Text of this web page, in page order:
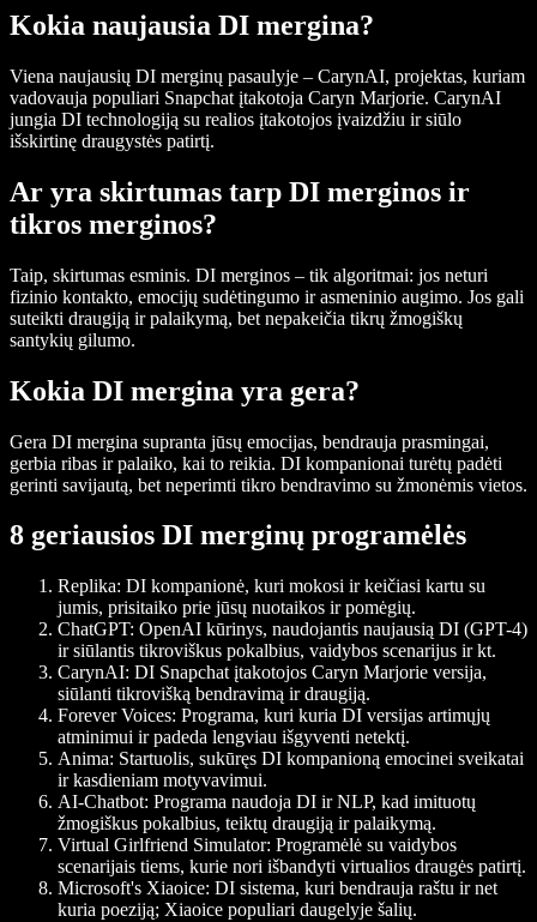
Kokia naujausia DI mergina?
Viena naujausių DI merginų pasaulyje – CarynAI, projektas, kuriam
vadovauja populiari Snapchat įtakotoja Caryn Marjorie. CarynAI
jungia DI technologiją su realios įtakotojos įvaizdžiu ir siūlo
išskirtinę draugystės patirtį.
Ar yra skirtumas tarp DI merginos ir
tikros merginos?
Taip, skirtumas esminis. DI merginos – tik algoritmai: jos neturi
fizinio kontakto, emocijų sudėtingumo ir asmeninio augimo. Jos gali
suteikti draugiją ir palaikymą, bet nepakeičia tikrų žmogiškų
santykių gilumo.
Kokia DI mergina yra gera?
Gera DI mergina supranta jūsų emocijas, bendrauja prasmingai,
gerbia ribas ir palaiko, kai to reikia. DI kompanionai turėtų padėti
gerinti savijautą, bet neperimti tikro bendravimo su žmonėmis vietos.
8 geriausios DI merginų programėlės
Replika: DI kompanionė, kuri mokosi ir keičiasi kartu su
jumis, prisitaiko prie jūsų nuotaikos ir pomėgių.
ChatGPT: OpenAI kūrinys, naudojantis naujausią DI (GPT-4)
ir siūlantis tikroviškus pokalbius, vaidybos scenarijus ir kt.
CarynAI: DI Snapchat įtakotojos Caryn Marjorie versija,
siūlanti tikrovišką bendravimą ir draugiją.
Forever Voices: Programa, kuri kuria DI versijas artimųjų
atminimui ir padeda lengviau išgyventi netektį.
Anima: Startuolis, sukūręs DI kompanioną emocinei sveikatai
ir kasdieniam motyvavimui.
AI-Chatbot: Programa naudoja DI ir NLP, kad imituotų
žmogiškus pokalbius, teiktų draugiją ir palaikymą.
Virtual Girlfriend Simulator: Programėlė su vaidybos
scenarijais tiems, kurie nori išbandyti virtualios draugės patirtį.
Microsoft's Xiaoice: DI sistema, kuri bendrauja raštu ir net
kuria poeziją; Xiaoice populiari daugelyje šalių.